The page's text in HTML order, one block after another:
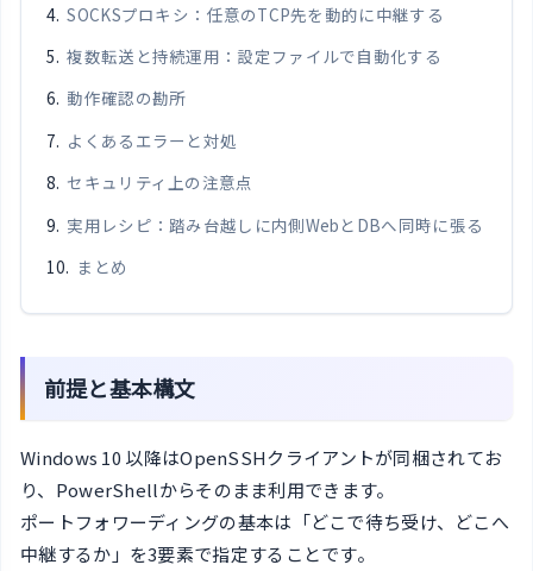
SOCKSプロキシ：任意のTCP先を動的に中継する
複数転送と持続運用：設定ファイルで自動化する
動作確認の勘所
よくあるエラーと対処
セキュリティ上の注意点
実用レシピ：踏み台越しに内側WebとDBへ同時に張る
まとめ
前提と基本構文
Windows 10 以降はOpenSSHクライアントが同梱されてお
り、PowerShellからそのまま利用できます。
ポートフォワーディングの基本は「どこで待ち受け、どこへ
中継するか」を3要素で指定することです。